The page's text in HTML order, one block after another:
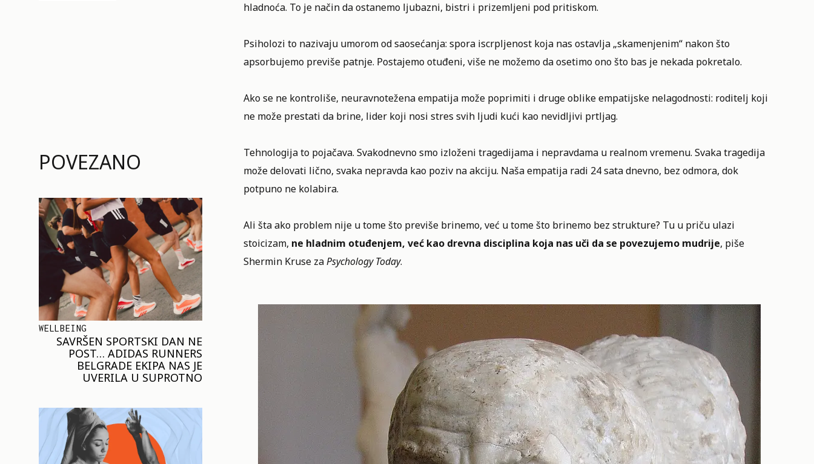
POVEZANO
WELLBEING
SAVRŠEN SPORTSKI DAN NE
POST… ADIDAS RUNNERS
BELGRADE EKIPA NAS JE
UVERILA U SUPROTNO
hladnoća. To je način da ostanemo ljubazni, bistri i prizemljeni pod pritiskom.
Psiholozi to nazivaju umorom od saosećanja: spora iscrpljenost koja nas ostavlja „skamenjenim“ nakon što
apsorbujemo previše patnje. Postajemo otuđeni, više ne možemo da osetimo ono što bas je nekada pokretalo.
Ako se ne kontroliše, neuravnotežena empatija može poprimiti i druge oblike empatijske nelagodnosti: roditelj koji
ne može prestati da brine, lider koji nosi stres svih ljudi kući kao nevidljivi prtljag.
Tehnologija to pojačava. Svakodnevno smo izloženi tragedijama i nepravdama u realnom vremenu. Svaka tragedija
može delovati lično, svaka nepravda kao poziv na akciju. Naša empatija radi 24 sata dnevno, bez odmora, dok
potpuno ne kolabira.
Ali šta ako problem nije u tome što previše brinemo, već u tome što brinemo bez strukture? Tu u priču ulazi
stoicizam, ne hladnim otuđenjem, već kao drevna disciplina koja nas uči da se povezujemo mudrije, piše
Shermin Kruse zaPsychology Today.